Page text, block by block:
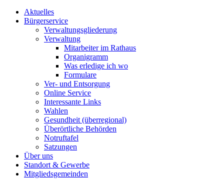
Aktuelles
Bürgerservice
Verwaltungsgliederung
Verwaltung
Mitarbeiter im Rathaus
Organigramm
Was erledige ich wo
Formulare
Ver- und Entsorgung
Online Service
Interessante Links
Wahlen
Gesundheit (überregional)
Überörtliche Behörden
Notruftafel
Satzungen
Über uns
Standort & Gewerbe
Mitgliedsgemeinden